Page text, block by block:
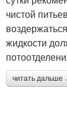
чистой
жидкости
читать дальше